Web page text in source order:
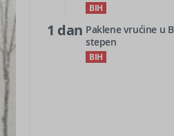
BIH
1 dan Paklene vrućine u
stepen
BIH